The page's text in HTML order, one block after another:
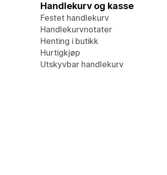
Handlekurv og kasse
Festet handlekurv
Handlekurvnotater
Henting i butikk
Hurtigkjøp
Utskyvbar handlekurv